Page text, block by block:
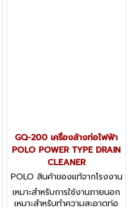
GQ-200 เครื่องล้างท่อไฟฟ้า
POLO POWER TYPE DRAIN
CLEANER
POLO สินค้าของแท้จากโรงงาน
ผู้ผลิต GQ-200
เหมาะสำหรับการใช้งานภายนอก
เหมาะสำหรับทำความสะอาดท่อ